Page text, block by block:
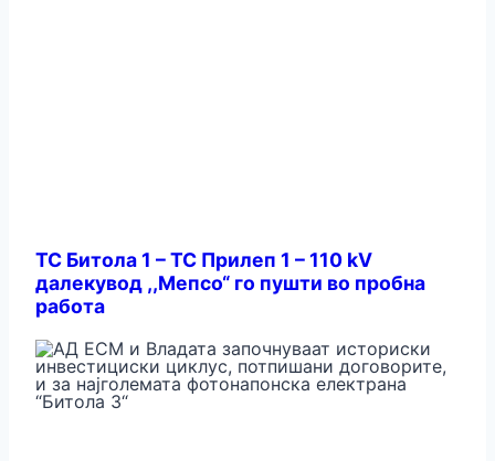
ТС Битола 1 – ТС Прилеп 1 – 110 kV
далекувод ,,Мепсо“ го пушти во пробна
работа